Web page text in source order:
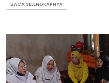
BACA SELENGKAPNYA